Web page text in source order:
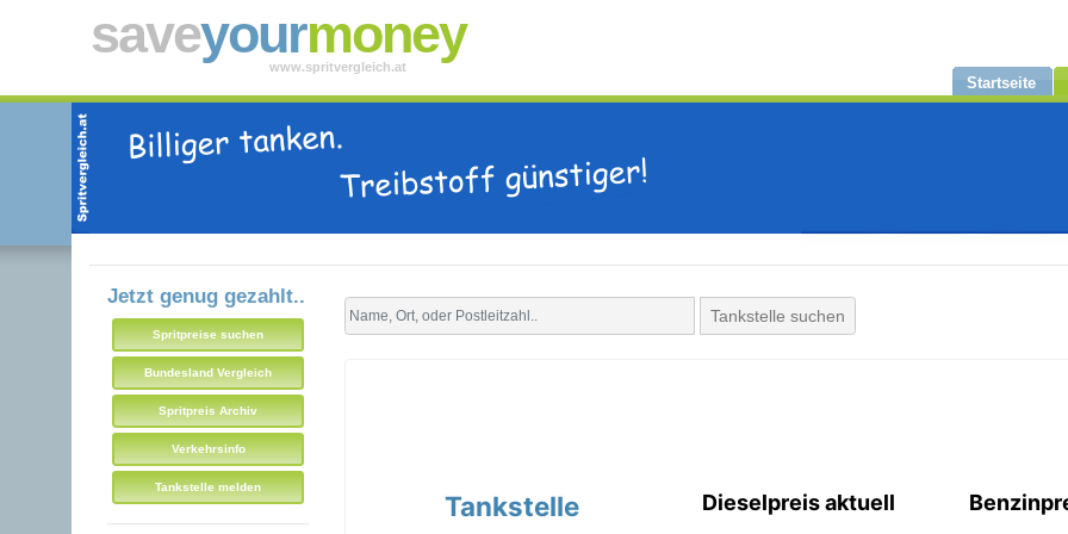
saveyourmoney
www.spritvergleich.at
Startseite
Jetzt genug gezahlt..
Spritpreise suchen
Bundesland Vergleich
Spritpreis Archiv
Verkehrsinfo
Tankstelle melden
Tankstelle suchen
Tankstelle
Dieselpreis aktuell